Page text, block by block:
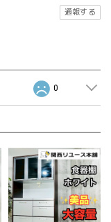
通報する
0